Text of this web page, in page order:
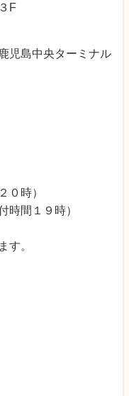
F
児島中央ターミナル
０時）
時間１９時）
す。